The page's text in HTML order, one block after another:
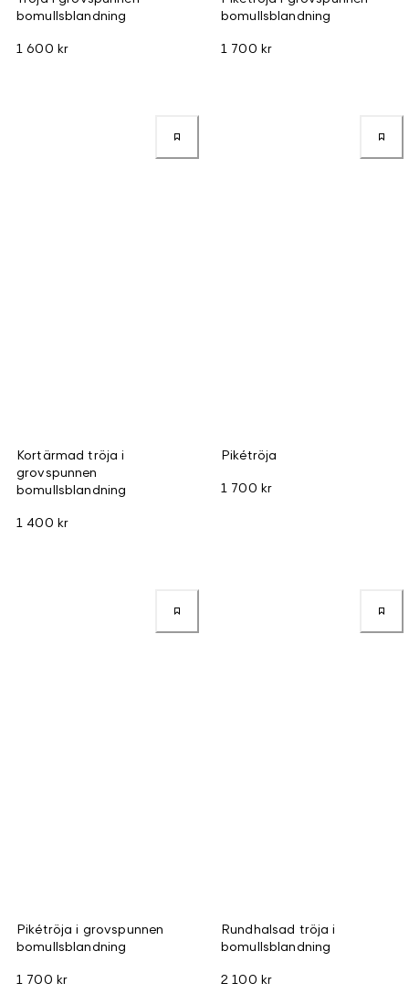
bomullsblandning
1 600 kr
bomullsblandning
1 700 kr
Kortärmad tröja i
grovspunnen
bomullsblandning
1 400 kr
Pikétröja
1 700 kr
Pikétröja i grovspunnen
bomullsblandning
1 700 kr
Rundhalsad tröja i
bomullsblandning
2 100 kr